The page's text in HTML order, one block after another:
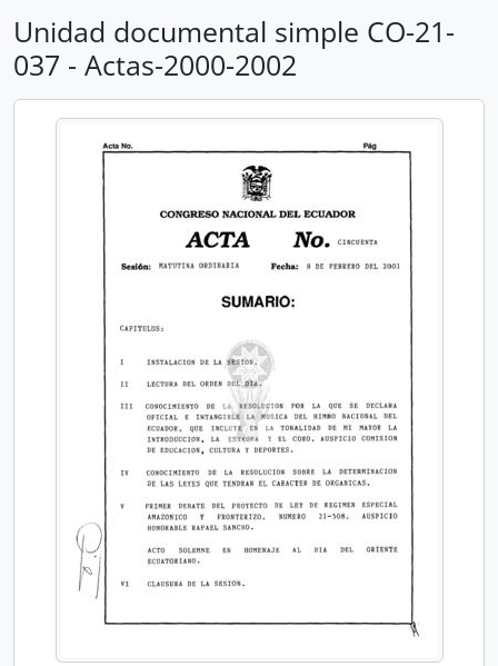
Unidad documental simple CO-21-
037 - Actas-2000-2002